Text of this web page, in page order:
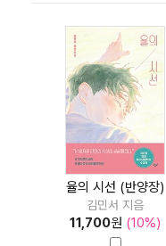
율의 시선 (반양장)
김민서 지음
11,700원 (10%)